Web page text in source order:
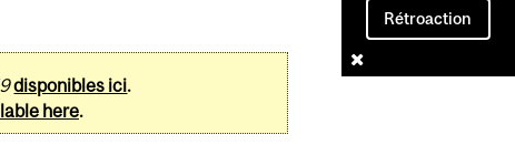
Rétroaction
disponibles ici.
here.